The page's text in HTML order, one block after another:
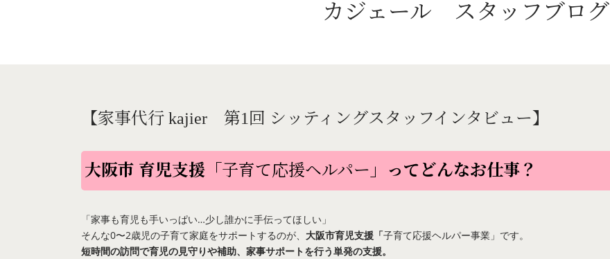
カジェール スタッフブログ
【家事代行 kajier 第1回 シッティングスタッフインタビュー】
大阪市 育児支援「 子育て応援ヘルパー 」ってどんなお仕事？
「家事も育児も手いっぱい…少し誰かに手伝ってほしい」
そんな0〜2歳児の子育て家庭をサポートするのが、 大阪市育児支援「子育て応援ヘルパー事業」です。
短時間の訪問で育児の見守りや補助、家事サポートを行う単発の支援。